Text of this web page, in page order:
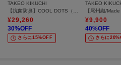
TAKEO KIKUCHI
【抗菌防臭】COOL DOTS（R）ドビープリント ジャケット
¥29,260
30%OFF
さらに15%OFF
TAKEO
¥9,900
40%OFF
さらに